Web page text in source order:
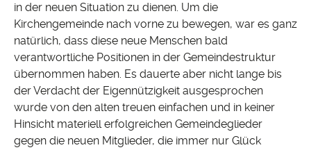
in der neuen Situation zu dienen. Um die
Kirchengemeinde nach vorne zu bewegen, war es ganz
natürlich, dass diese neue Menschen bald
verantwortliche Positionen in der Gemeindestruktur
übernommen haben. Es dauerte aber nicht lange bis
der Verdacht der Eigennützigkeit ausgesprochen
wurde von den alten treuen einfachen und in keiner
Hinsicht materiell erfolgreichen Gemeindeglieder
gegen die neuen Mitglieder, die immer nur Glück